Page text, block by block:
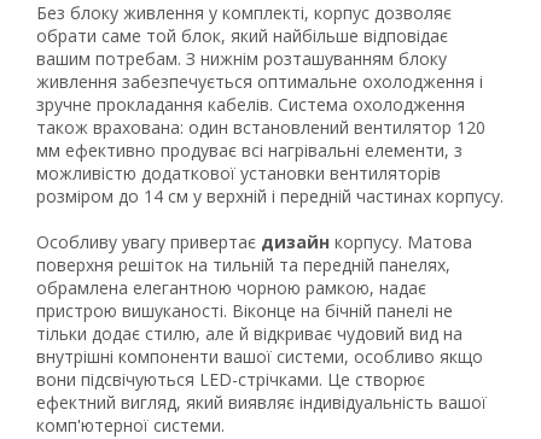
Рейтинг EXE.ua:4.6
974
90
19
21
63
Без блоку живлення у комплекті, корпус дозволяє
обрати саме той блок, який найбільше відповідає
вашим потребам. З нижнім розташуванням блоку
живлення забезпечується оптимальне охолодження і
зручне прокладання кабелів. Система охолодження
також врахована: один встановлений вентилятор 120
мм ефективно продуває всі нагрівальні елементи, з
можливістю додаткової установки вентиляторів
розміром до 14 см у верхній і передній частинах корпусу.
Особливу увагу привертає дизайн корпусу. Матова
поверхня решіток на тильній та передній панелях,
обрамлена елегантною чорною рамкою, надає
пристрою вишуканості. Віконце на бічній панелі не
тільки додає стилю, але й відкриває чудовий вид на
внутрішні компоненти вашої системи, особливо якщо
вони підсвічуються LED-стрічками. Це створює
ефектний вигляд, який виявляє індивідуальність вашої
комп'ютерної системи.